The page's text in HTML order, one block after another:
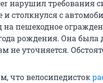
нарушил требования
и столкнулся с
пешеходное
рождения. Она была
не уточняется.
что велосипедисток